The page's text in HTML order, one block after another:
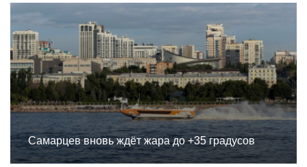
Самарцев вновь ждёт жара до +35 градусов